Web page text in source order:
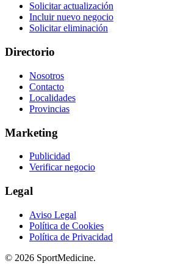
Solicitar actualización
Incluir nuevo negocio
Solicitar eliminación
Directorio
Nosotros
Contacto
Localidades
Provincias
Marketing
Publicidad
Verificar negocio
Legal
Aviso Legal
Política de Cookies
Política de Privacidad
© 2026 SportMedicine.